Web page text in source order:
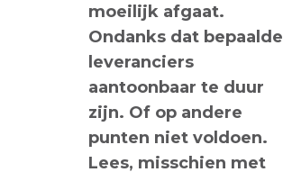
moeilijk afgaat.
Ondanks dat bepaalde
leveranciers
aantoonbaar te duur
zijn. Of op andere
punten niet voldoen.
Lees, misschien met